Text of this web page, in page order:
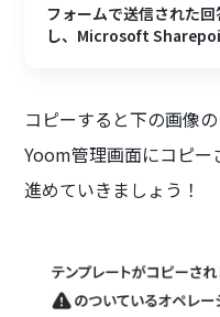
フォームで送信された
し、Microsoft
コピーすると下の画像
Yoom管理画面にコピー
進めていきましょう！